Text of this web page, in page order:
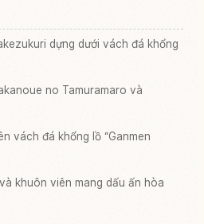
dựng dưới vách đá khổng
no Tamuramaro và
vách đá khổng lồ “Ganmen
khuôn viên mang dấu ấn hòa